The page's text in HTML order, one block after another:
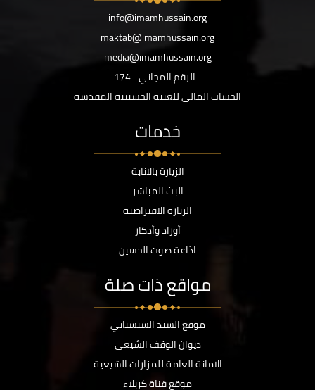
info@imamhussain.org
maktab@imamhussain.org
media@imamhussain.org
الرقم المجاني 174
الحساب المالي للعتبة الحسينية المقدسة
خدمات
الزيارة بالانابة
البث المباشر
الزيارة الافتراضية
أوراد وأذكار
اذاعة صوت الحسين
مواقع ذات صلة
موقع السيد السيستاني
ديوان الوقف الشيعي
الامانة العامة للمزارات الشيعية
موقع قناة كربلاء